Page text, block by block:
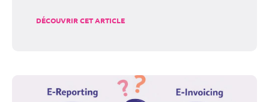
DÉCOUVRIR CET ARTICLE